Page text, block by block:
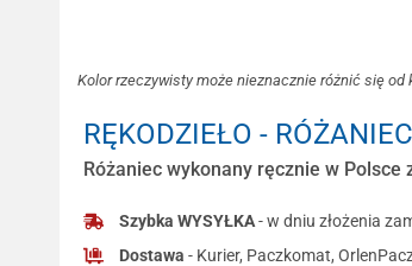
Kolor rzeczywisty może nieznacznie różnić się od
RĘKODZIEŁO -
Różaniec wykonany ręcznie w Polsce
Szybka WYSYŁKA- w dniu złożenia
Dostawa - Kurier, Paczkomat,